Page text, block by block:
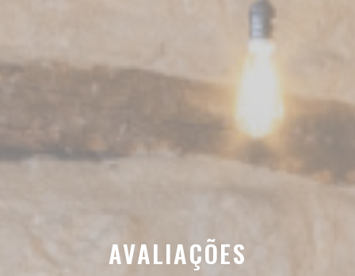
AVALIAÇÕES